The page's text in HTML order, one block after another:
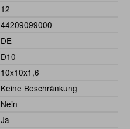
12
44209099000
DE
D10
10x10x1,6
Keine Beschränkung
Nein
Ja